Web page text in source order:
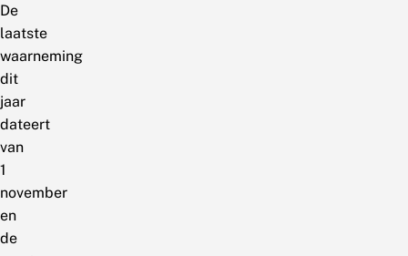
De
laatste
waarneming
dit
jaar
dateert
van
1
november
en
de